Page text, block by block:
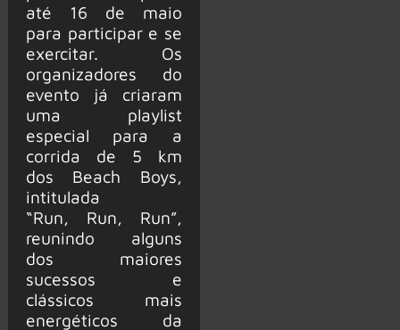
até 16 de maio
para participar e se
exercitar. Os
organizadores do
evento já criaram
uma playlist
especial para a
corrida de 5 km
dos Beach Boys,
intitulada
“Run, Run, Run”,
reunindo alguns
dos maiores
sucessos e
clássicos mais
energéticos da